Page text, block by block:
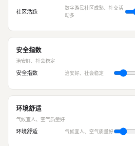
社区活跃
数字游民社区成熟、社交活
动多
安全指数
治安好、社会稳定
安全指数 治安好、社会稳定
环境舒适
气候宜人、空气质量好
环境舒适 气候宜人、空气质量好